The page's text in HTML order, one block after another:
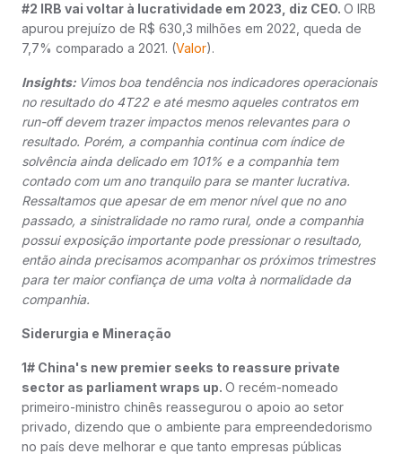
#2 IRB vai voltar à lucratividade em 2023, diz CEO. O IRB
apurou prejuízo de R$ 630,3 milhões em 2022, queda de
7,7% comparado a 2021. (Valor).
Insights: Vimos boa tendência nos indicadores operacionais
no resultado do 4T22 e até mesmo aqueles contratos em
run-off devem trazer impactos menos relevantes para o
resultado. Porém, a companhia continua com índice de
solvência ainda delicado em 101% e a companhia tem
contado com um ano tranquilo para se manter lucrativa.
Ressaltamos que apesar de em menor nível que no ano
passado, a sinistralidade no ramo rural, onde a companhia
possui exposição importante pode pressionar o resultado,
então ainda precisamos acompanhar os próximos trimestres
para ter maior confiança de uma volta à normalidade da
companhia.
Siderurgia e Mineração
1# China's new premier seeks to reassure private
sector as parliament wraps up. O recém-nomeado
primeiro-ministro chinês reassegurou o apoio ao setor
privado, dizendo que o ambiente para empreendedorismo
no país deve melhorar e que tanto empresas públicas